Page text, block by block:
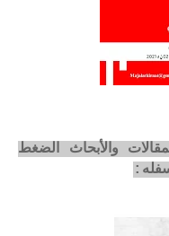
والأبحاث الضغط